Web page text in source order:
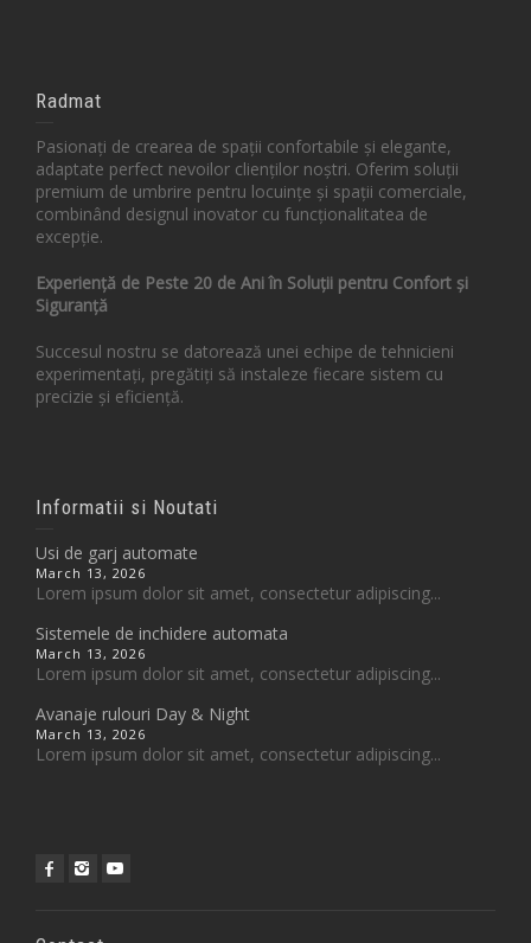
Radmat
Pasionați de crearea de spații confortabile și elegante,
adaptate perfect nevoilor clienților noștri. Oferim soluții
premium de umbrire pentru locuințe și spații comerciale,
combinând designul inovator cu funcționalitatea de
excepție.
Experiență de Peste 20 de Ani în Soluții pentru Confort și
Siguranță
Succesul nostru se datorează unei echipe de tehnicieni
experimentați, pregătiți să instaleze fiecare sistem cu
precizie și eficiență.
Informatii si Noutati
Usi de garj automate
March 13, 2026
Lorem ipsum dolor sit amet, consectetur adipiscing...
Sistemele de inchidere automata
March 13, 2026
Lorem ipsum dolor sit amet, consectetur adipiscing...
Avanaje rulouri Day & Night
March 13, 2026
Lorem ipsum dolor sit amet, consectetur adipiscing...